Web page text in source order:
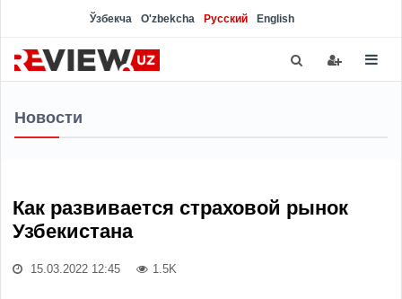
Ўзбекча O'zbekcha Русский English
Новости
Как развивается страховой рынок
Узбекистана
15.03.2022 12:45 1.5K